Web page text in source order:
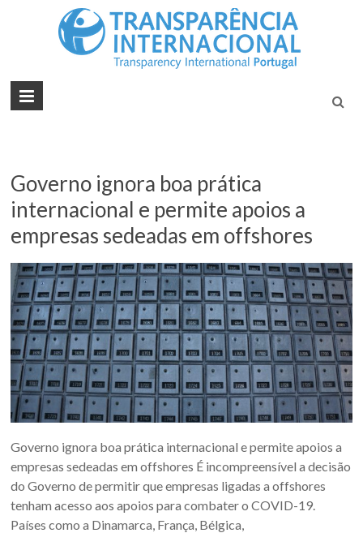
Governo ignora boa prática
internacional e permite apoios a
empresas sedeadas em offshores
Governo ignora boa prática internacional e permite apoios a
empresas sedeadas em offshores É incompreensível a decisão
do Governo de permitir que empresas ligadas a offshores
tenham acesso aos apoios para combater o COVID-19.
Países como a Dinamarca, França, Bélgica,